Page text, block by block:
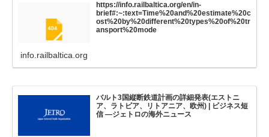
https://info.railbaltica.org/en/in-
brief#:~:text=Time%20and%20estimate%20c
ost%20by%20different%20types%20of%20tr
ansport%20mode
info.railbaltica.org
バルト3国縦断鉄道計画の詳細発表(エストニ
ア、ラトビア、リトアニア、欧州) | ビジネス短
信 ―ジェトロの海外ニュース